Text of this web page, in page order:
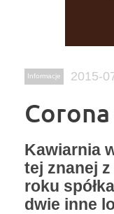
Informacje 2015-
Kawiarnia
tej znanej
roku
dwie inne